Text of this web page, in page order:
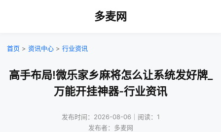
多麦网
首页 > 资讯中心 > 行业资讯
高手布局!微乐家乡麻将怎么让系统发好牌_
万能开挂神器-行业资讯
发布时间：2026-08-06｜阅读：1
发布者：多麦网